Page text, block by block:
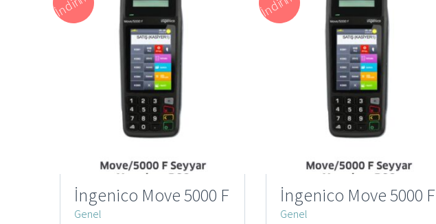
İngenico Move 5000 F
Genel
İngenico Move 5000 F
Genel